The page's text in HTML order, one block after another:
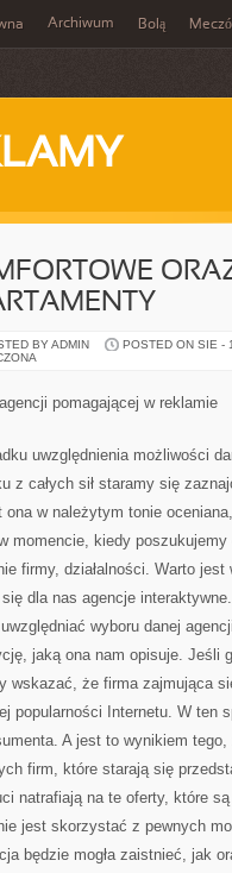
Archiwum Bolą
BY ADMIN POSTED ON SIE -
pomagającej w reklamie
uwzględnienia możliwości
z całych sił staramy się
ona w należytym tonie
momencie, kiedy
firmy, działalności. Warto
dla nas agencje
wyboru danej
jaką ona nam opisuje. Jeśli
wskazać, że firma zajmująca
popularności Internetu. W ten
A jest to wynikiem
firm, które starają się
natrafiają na te oferty, które
jest skorzystać z pewnych
będzie mogła zaistnieć, jak